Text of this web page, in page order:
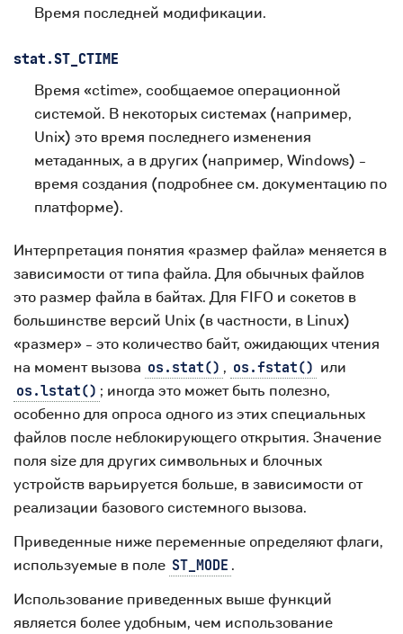
Время последней модификации.
stat.ST_CTIME
Время «ctime», сообщаемое операционной
системой. В некоторых системах (например,
Unix) это время последнего изменения
метаданных, а в других (например, Windows) -
время создания (подробнее см. документацию по
платформе).
Интерпретация понятия «размер файла» меняется в
зависимости от типа файла. Для обычных файлов
это размер файла в байтах. Для FIFO и сокетов в
большинстве версий Unix (в частности, в Linux)
«размер» - это количество байт, ожидающих чтения
на момент вызова os.stat() , os.fstat() или
os.lstat() ; иногда это может быть полезно,
особенно для опроса одного из этих специальных
файлов после неблокирующего открытия. Значение
поля size для других символьных и блочных
устройств варьируется больше, в зависимости от
реализации базового системного вызова.
Приведенные ниже переменные определяют флаги,
используемые в поле ST_MODE .
Использование приведенных выше функций
является более удобным, чем использование